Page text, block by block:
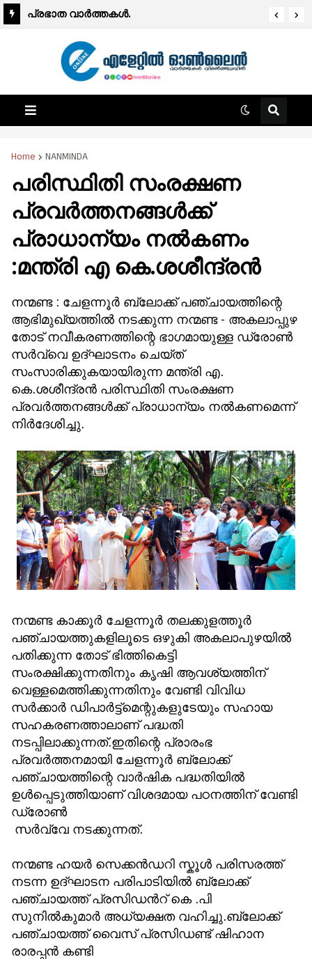
പ്രഭാത വാർത്തകൾ.
Home NANMINDA
പരിസ്ഥിതി സംരക്ഷണ
പ്രവർത്തനങ്ങൾക്ക്
പ്രാധാന്യം നൽകണം
:മന്ത്രി എ കെ.ശശീന്ദ്രൻ
നന്മണ്ട : ചേളന്നൂർ ബ്ലോക്ക് പഞ്ചായത്തിന്റെ
ആഭിമുഖ്യത്തിൽ നടക്കുന്ന നന്മണ്ട - അകലാപ്പുഴ
തോട് നവീകരണത്തിന്റെ ഭാഗമായുള്ള ഡ്രോൺ
സർവ്വെ ഉദ്ഘാടനം ചെയ്ത്
സംസാരിക്കുകയായിരുന്ന മന്ത്രി എ.
കെ.ശശീന്ദ്രൻ പരിസ്ഥിതി സംരക്ഷണ
പ്രവർത്തനങ്ങൾക്ക് പ്രാധാന്യം നൽകണമെന്ന്
നിർദേശിച്ചു.
നന്മണ്ട കാക്കൂർ ചേളന്നൂർ തലക്കുളത്തൂർ
പഞ്ചായത്തുകളിലൂടെ ഒഴുകി അകലാപുഴയിൽ
പതിക്കുന്ന തോട് ഭിത്തികെട്ടി
സംരക്ഷിക്കുന്നതിനും കൃഷി ആവശ്യത്തിന്
വെള്ളമെത്തിക്കുന്നതിനും വേണ്ടി വിവിധ
സർക്കാർ ഡിപാർട്ട്മെന്റുകളുടേയും സഹായ
സഹകരണത്താലാണ് പദ്ധതി
നടപ്പിലാക്കുന്നത്.ഇതിന്റെ പ്രാരംഭ
പ്രവർത്തനമായി ചേളന്നൂർ ബ്ലോക്ക്
പഞ്ചായത്തിന്റെ വാർഷിക പദ്ധതിയിൽ
ഉൾപ്പെടുത്തിയാണ് വിശദമായ പഠനത്തിന് വേണ്ടി
ഡ്രോൺ
സർവ്വേ നടക്കുന്നത്.
നന്മണ്ട ഹയർ സെക്കൻഡറി സ്കൂൾ പരിസരത്ത്
നടന്ന ഉദ്ഘാടന പരിപാടിയിൽ ബ്ലോക്ക്
പഞ്ചായത്ത് പ്രസിഡൻറ് കെ .പി
സുനിൽകുമാർ അധ്യക്ഷത വഹിച്ചു.ബ്ലോക്ക്
പഞ്ചായത്ത് വൈസ് പ്രസിഡണ്ട് ഷിഹാന
രാരപ്പൻ കണ്ടി